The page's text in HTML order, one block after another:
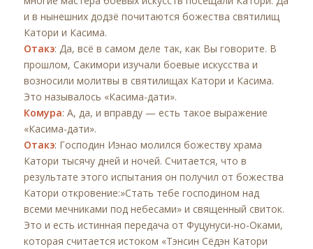
и в нынешних додзё почитаются божества святилищ
Катори и Касима.
Отакэ: Да, всё в самом деле так, как Вы говорите. В
прошлом, Сакимори изучали боевые искусства и
возносили молитвы в святилищах Катори и Касима.
Это называлось «Касима-дати».
Комура: А, да, и вправду — есть такое выражение
«Касима-дати».
Отакэ: Господин Иэнао молился божеству храма
Катори тысячу дней и ночей. Считается, что в
результате этого испытания он получил от божества
Катори откровение:»Стать тебе господином над
всеми мечниками под небесами» и священный свиток.
Это и есть истинная передача от Фуцунуси-но-Оками,
которая считается истоком «Тэнсин Сёдэн Катори